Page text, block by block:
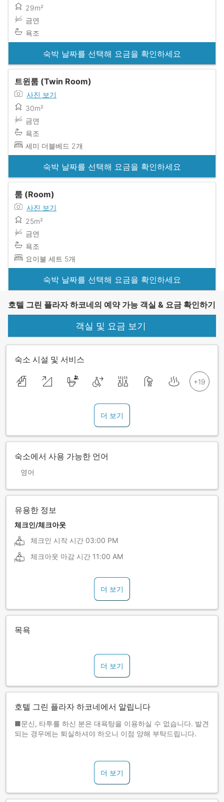
29m²
금연
욕조
숙박 날짜를 선택해 요금을 확인하세요
트윈룸 (Twin Room)
사진 보기
30m²
금연
욕조
세미 더블베드 2개
숙박 날짜를 선택해 요금을 확인하세요
룸 (Room)
사진 보기
25m²
금연
욕조
요이불 세트 5개
숙박 날짜를 선택해 요금을 확인하세요
호텔 그린 플라자 하코네의 예약 가능 객실 & 요금 확인하기
객실 및 요금 보기
숙소 시설 및 서비스
더 보기
숙소에서 사용 가능한 언어
영어
유용한 정보
체크인/체크아웃
체크인 시작 시간 03:00 PM
체크아웃 마감 시간 11:00 AM
더 보기
목욕
더 보기
호텔 그린 플라자 하코네에서 알립니다
■문신, 타투를 하신 분은 대욕탕을 이용하실 수 없습니다. 발견
되는 경우에는 퇴실하셔야 하오니 이점 양해 부탁드립니다.
■호텔 그린 플라자 하코네 동영상
>> 호텔 그린 플라자 하코네 동영상 보기
※후지미 다다미 객실(후지산뷰)과 시설내의 노천탕에서 후지산
더 보기